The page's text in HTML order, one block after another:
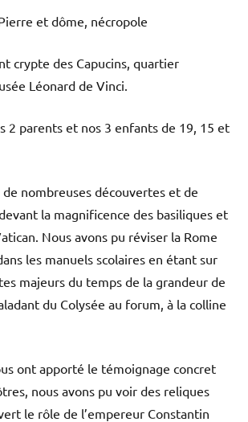
et dôme, nécropole
crypte des Capucins, quartier
Léonard de Vinci.
2 parents et nos 3 enfants de 19, 15 et
nombreuses découvertes et de
la magnificence des basiliques et
Nous avons pu réviser la Rome
les manuels scolaires en étant sur
majeurs du temps de la grandeur de
du Colysée au forum, à la colline
ont apporté le témoignage concret
nous avons pu voir des reliques
le rôle de l’empereur Constantin